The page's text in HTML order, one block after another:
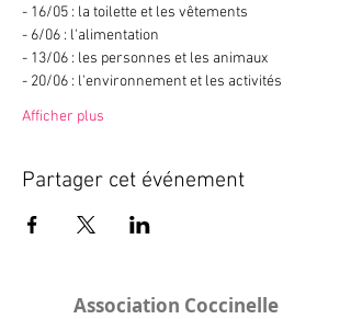
- 16/05 : la toilette et les vêtements
- 6/06 : l'alimentation
- 13/06 : les personnes et les animaux
- 20/06 : l'environnement et les activités
Afficher plus
Partager cet événement
Association Coccinelle